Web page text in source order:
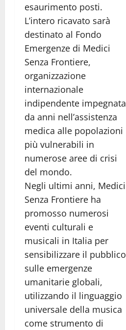
esaurimento posti.
L’intero ricavato sarà
destinato al Fondo
Emergenze di Medici
Senza Frontiere,
organizzazione
internazionale
indipendente impegnata
da anni nell’assistenza
medica alle popolazioni
più vulnerabili in
numerose aree di crisi
del mondo.
Negli ultimi anni, Medici
Senza Frontiere ha
promosso numerosi
eventi culturali e
musicali in Italia per
sensibilizzare il pubblico
sulle emergenze
umanitarie globali,
utilizzando il linguaggio
universale della musica
come strumento di